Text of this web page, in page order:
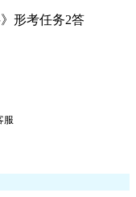
形考任务2答
服